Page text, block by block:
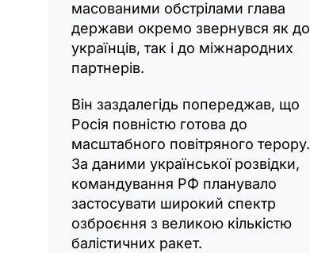
масованими обстрілами глава
держави окремо звернувся як до
українців, так і до міжнародних
партнерів.
Він заздалегідь попереджав, що
Росія повністю готова до
масштабного повітряного терору.
За даними української розвідки,
командування РФ планувало
застосувати широкий спектр
озброєння з великою кількістю
балістичних ракет.